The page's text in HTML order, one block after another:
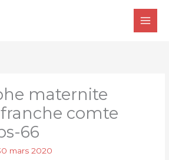
maternite
comte
66
mars 2020